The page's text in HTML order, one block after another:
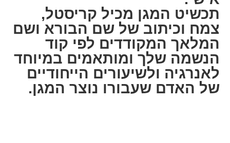
תכשיט המגן מכיל קריסטל,
צמח וכיתוב של שם הבורא ושם
המלאך המקודדים לפי קוד
הנשמה שלך ומותאמים במיוחד
לאנרגיה ולשיעורים הייחודיים
של האדם שעבורו נוצר המגן.